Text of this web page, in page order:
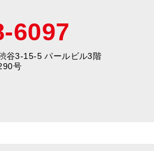
6097
谷3-15-5 パールビル3階
号